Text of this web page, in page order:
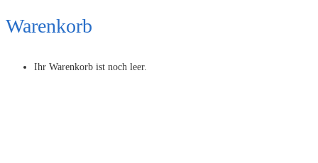
Warenkorb
Ihr Warenkorb ist noch leer.